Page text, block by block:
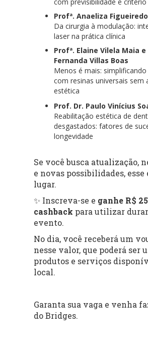
Profª. Anaeliza Figueiredo
Da cirurgia à modulação:
laser na prática clínica
Profª. Elaine Vilela Maia e
Fernanda Villas Boas
Menos é mais:
com resinas universais sem
estética
Prof. Dr. Paulo Vinícius
Reabilitação estética de
desgastados: fatores de
longevidade
Se você busca atualização,
e novas possibilidades, esse
lugar.
✨ Inscreva-se e ganhe R$
cashback para utilizar
evento.
No dia, você receberá um
nesse valor, que poderá ser
produtos e serviços
local.
Garanta sua vaga e venha
do Bridges.